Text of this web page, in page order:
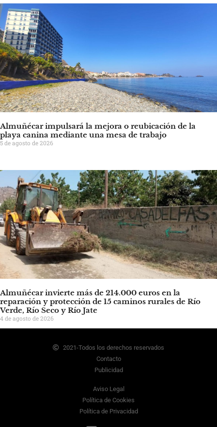
Almuñécar impulsará la mejora o reubicación de la
playa canina mediante una mesa de trabajo
5 de agosto de 2026
Almuñécar invierte más de 214.000 euros en la
reparación y protección de 15 caminos rurales de Río
Verde, Río Seco y Río Jate
4 de agosto de 2026
2021-Todos los derechos reservados
Contacto
Publicidad
Aviso Legal
Política de Cookies
Política de Privacidad